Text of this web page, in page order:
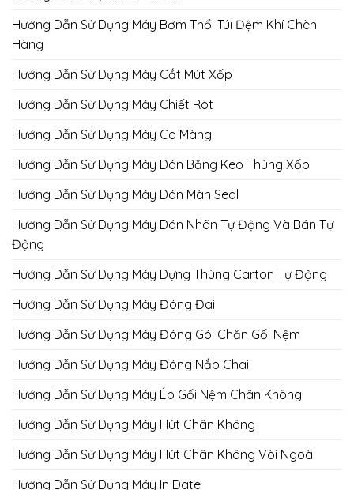
Hướng Dẫn Sử Dụng Máy Bơm Thổi Túi Đệm Khí Chèn
Hàng
Hướng Dẫn Sử Dụng Máy Cắt Mút Xốp
Hướng Dẫn Sử Dụng Máy Chiết Rót
Hướng Dẫn Sử Dụng Máy Co Màng
Hướng Dẫn Sử Dụng Máy Dán Băng Keo Thùng Xốp
Hướng Dẫn Sử Dụng Máy Dán Màn Seal
Hướng Dẫn Sử Dụng Máy Dán Nhãn Tự Động Và Bán Tự
Động
Hướng Dẫn Sử Dụng Máy Dựng Thùng Carton Tự Động
Hướng Dẫn Sử Dụng Máy Đóng Đai
Hướng Dẫn Sử Dụng Máy Đóng Gói Chăn Gối Nệm
Hướng Dẫn Sử Dụng Máy Đóng Nắp Chai
Hướng Dẫn Sử Dụng Máy Ép Gối Nệm Chân Không
Hướng Dẫn Sử Dụng Máy Hút Chân Không
Hướng Dẫn Sử Dụng Máy Hút Chân Không Vòi Ngoài
Hướng Dẫn Sử Dụng Máy In Date